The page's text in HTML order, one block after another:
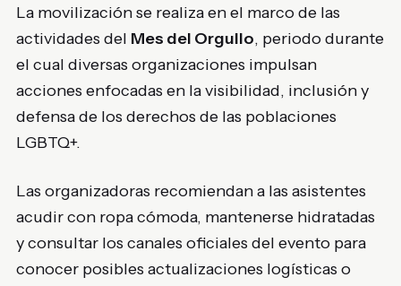
La movilización se realiza en el marco de las
actividades del Mes del Orgullo, periodo durante
el cual diversas organizaciones impulsan
acciones enfocadas en la visibilidad, inclusión y
defensa de los derechos de las poblaciones
LGBTQ+.
Las organizadoras recomiendan a las asistentes
acudir con ropa cómoda, mantenerse hidratadas
y consultar los canales oficiales del evento para
conocer posibles actualizaciones logísticas o